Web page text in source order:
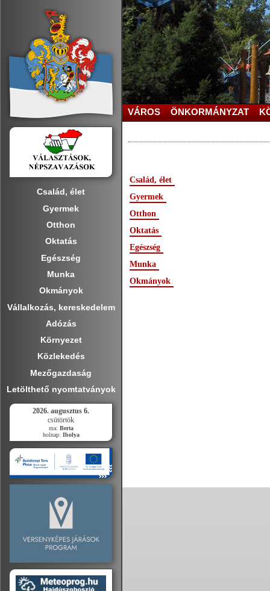
Család, élet
Gyermek
Otthon
Oktatás
Egészség
Munka
Okmányok
Vállalkozás, kereskedelem
Adózás
Környezet
Közlekedés
Mezőgazdaság
Letölthető nyomtatványok
2026. augusztus 6.
csütörtök
ma: Berta
holnap: Ibolya
VÁROS ÖNKORMÁNYZAT
Család, élet
Gyermek
Otthon
Oktatás
Egészség
Munka
Okmányok